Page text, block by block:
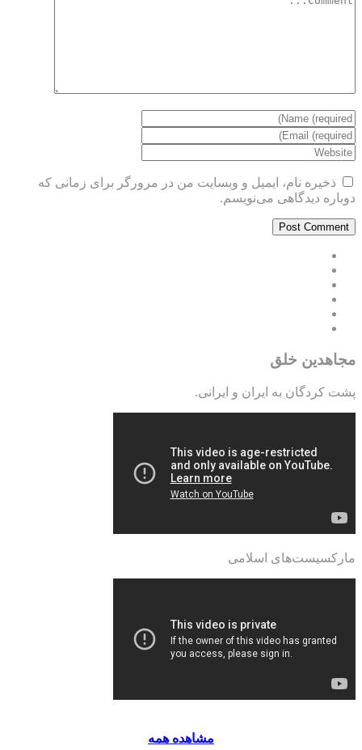
ذخیره نام، ایمیل و وبسایت من در مرورگر برای زمانی که
دوباره دیدگاهی می‌نویسم.
مجاهدین خلق
پشت کردگان به ایران و ایرانی.
مارکسیست‌های اسلامی
مشاهده همه